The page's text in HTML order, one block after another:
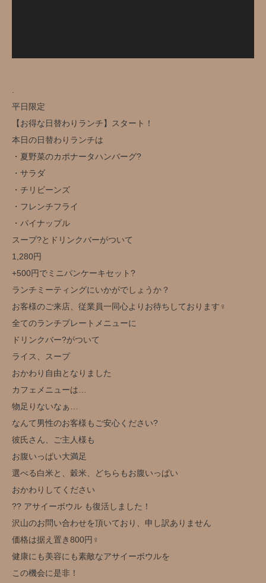
平日限定️
【お得な日替わりランチ】スタート！
本日の日替わりランチは
・夏野菜のカポナータハンバーグ?
・サラダ
・チリビーンズ
・フレンチフライ
・パイナップル
スープ?とドリンクバー️がついて
1,280円️
+500円でミニパンケーキセット?
ランチミーティングにいかがでしょうか？
お客様のご来店、従業員一同心よりお待ちしております‍♀️
全てのランチプレートメニューに
ドリンクバー?がついて
ライス、スープ
おかわり自由となりました
カフェメニューは…
物足りないなぁ…
なんて男性のお客様もご安心ください?
彼氏さん、ご主人様も
お腹いっぱい大満足
選べる白米と、穀米、どちらもお腹いっぱい
おかわりしてください
?? アサイーボウル も復活しました！
沢山のお問い合わせを頂いており、申し訳ありません
価格は据え置き800円‍♀️
健康にも美容にも素敵なアサイーボウルを
この機会に是非！